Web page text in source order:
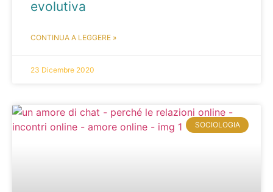
evolutiva
CONTINUA A LEGGERE »
23 Dicembre 2020
SOCIOLOGIA